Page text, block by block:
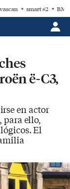
smart #2
ë-C3,
en actor
para ello,
El